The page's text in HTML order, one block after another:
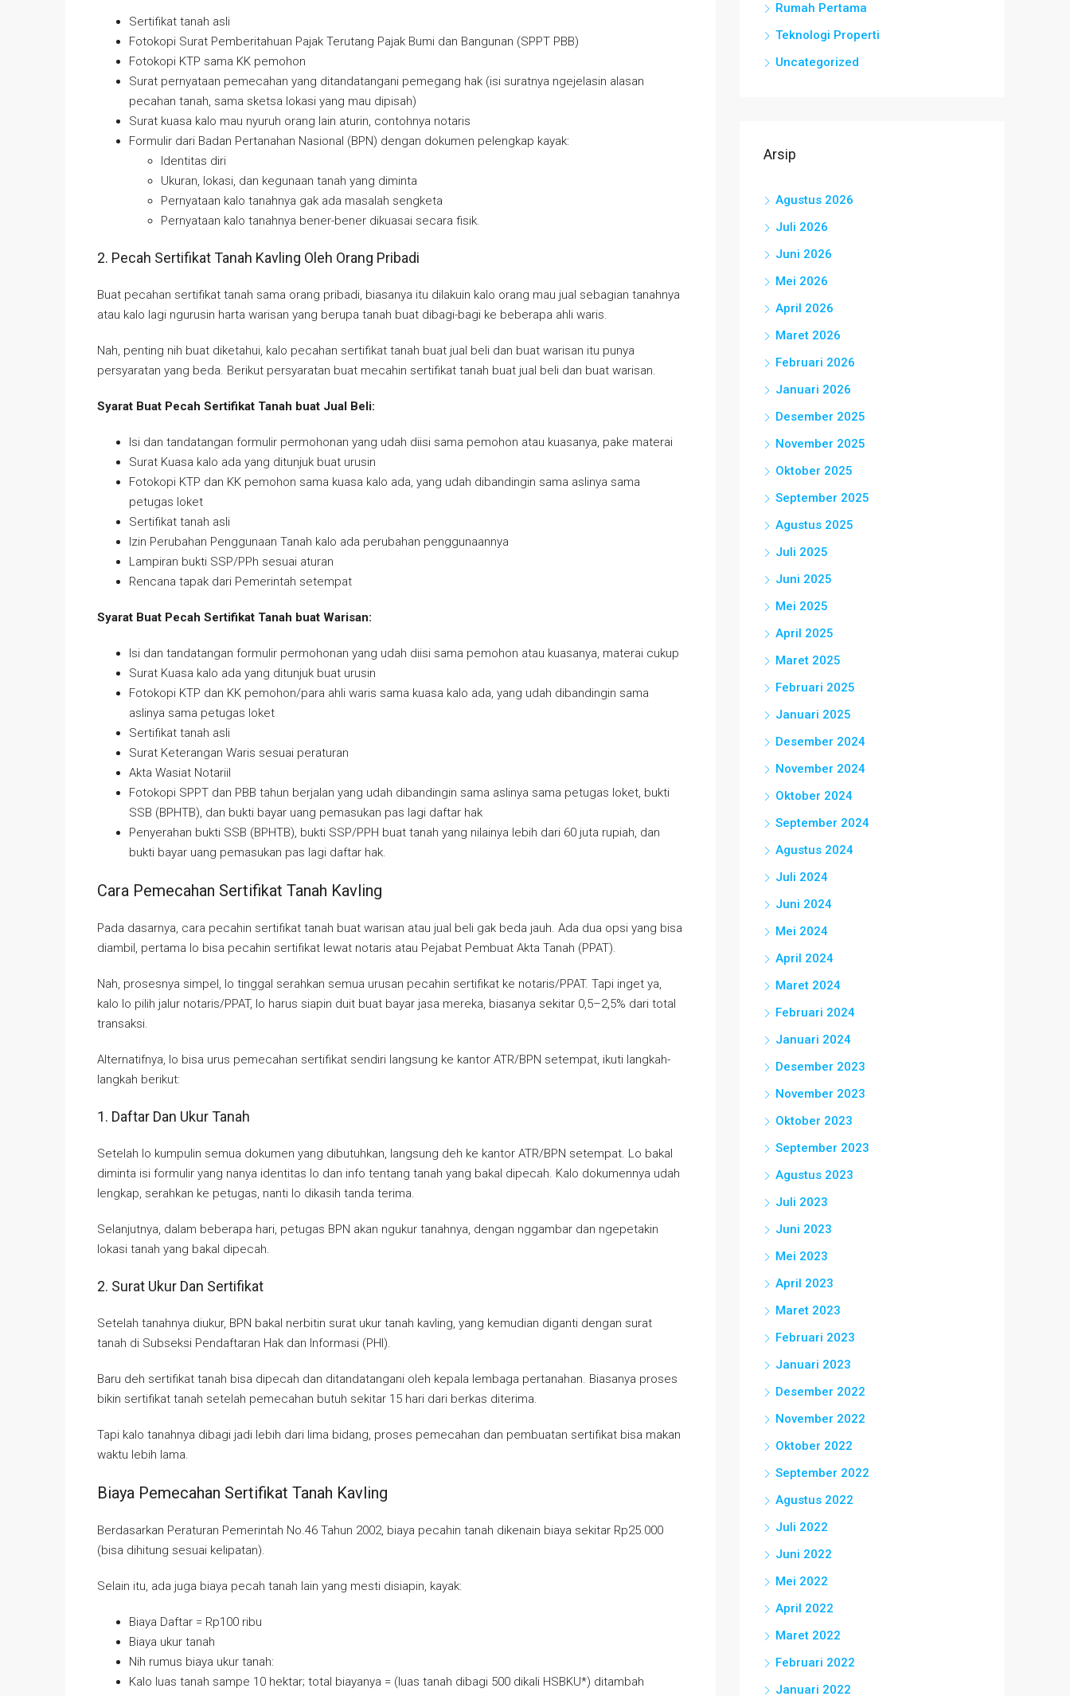
Sertifikat tanah asli
Fotokopi Surat Pemberitahuan Pajak Terutang Pajak Bumi dan Bangunan (SPPT PBB)
Fotokopi KTP sama KK pemohon
Surat pernyataan pemecahan yang ditandatangani pemegang hak (isi suratnya ngejelasin alasan
pecahan tanah, sama sketsa lokasi yang mau dipisah)
Surat kuasa kalo mau nyuruh orang lain aturin, contohnya notaris
Formulir dari Badan Pertanahan Nasional (BPN) dengan dokumen pelengkap kayak:
Identitas diri
Ukuran, lokasi, dan kegunaan tanah yang diminta
Pernyataan kalo tanahnya gak ada masalah sengketa
Pernyataan kalo tanahnya bener-bener dikuasai secara fisik.
2. Pecah Sertifikat Tanah Kavling Oleh Orang Pribadi
Buat pecahan sertifikat tanah sama orang pribadi, biasanya itu dilakuin kalo orang mau jual sebagian tanahnya
atau kalo lagi ngurusin harta warisan yang berupa tanah buat dibagi-bagi ke beberapa ahli waris.
Nah, penting nih buat diketahui, kalo pecahan sertifikat tanah buat jual beli dan buat warisan itu punya
persyaratan yang beda. Berikut persyaratan buat mecahin sertifikat tanah buat jual beli dan buat warisan.
Syarat Buat Pecah Sertifikat Tanah buat Jual Beli:
Isi dan tandatangan formulir permohonan yang udah diisi sama pemohon atau kuasanya, pake materai
Surat Kuasa kalo ada yang ditunjuk buat urusin
Fotokopi KTP dan KK pemohon sama kuasa kalo ada, yang udah dibandingin sama aslinya sama
petugas loket
Sertifikat tanah asli
Izin Perubahan Penggunaan Tanah kalo ada perubahan penggunaannya
Lampiran bukti SSP/PPh sesuai aturan
Rencana tapak dari Pemerintah setempat
Syarat Buat Pecah Sertifikat Tanah buat Warisan:
Isi dan tandatangan formulir permohonan yang udah diisi sama pemohon atau kuasanya, materai cukup
Surat Kuasa kalo ada yang ditunjuk buat urusin
Fotokopi KTP dan KK pemohon/para ahli waris sama kuasa kalo ada, yang udah dibandingin sama
aslinya sama petugas loket
Sertifikat tanah asli
Surat Keterangan Waris sesuai peraturan
Akta Wasiat Notariil
Fotokopi SPPT dan PBB tahun berjalan yang udah dibandingin sama aslinya sama petugas loket, bukti
SSB (BPHTB), dan bukti bayar uang pemasukan pas lagi daftar hak
Penyerahan bukti SSB (BPHTB), bukti SSP/PPH buat tanah yang nilainya lebih dari 60 juta rupiah, dan
bukti bayar uang pemasukan pas lagi daftar hak.
Cara Pemecahan Sertifikat Tanah Kavling
Pada dasarnya, cara pecahin sertifikat tanah buat warisan atau jual beli gak beda jauh. Ada dua opsi yang bisa
diambil, pertama lo bisa pecahin sertifikat lewat notaris atau Pejabat Pembuat Akta Tanah (PPAT).
Nah, prosesnya simpel, lo tinggal serahkan semua urusan pecahin sertifikat ke notaris/PPAT. Tapi inget ya,
kalo lo pilih jalur notaris/PPAT, lo harus siapin duit buat bayar jasa mereka, biasanya sekitar 0,5–2,5% dari total
transaksi.
Alternatifnya, lo bisa urus pemecahan sertifikat sendiri langsung ke kantor ATR/BPN setempat, ikuti langkah-
langkah berikut:
1. Daftar Dan Ukur Tanah
Setelah lo kumpulin semua dokumen yang dibutuhkan, langsung deh ke kantor ATR/BPN setempat. Lo bakal
diminta isi formulir yang nanya identitas lo dan info tentang tanah yang bakal dipecah. Kalo dokumennya udah
lengkap, serahkan ke petugas, nanti lo dikasih tanda terima.
Selanjutnya, dalam beberapa hari, petugas BPN akan ngukur tanahnya, dengan nggambar dan ngepetakin
lokasi tanah yang bakal dipecah.
2. Surat Ukur Dan Sertifikat
Setelah tanahnya diukur, BPN bakal nerbitin surat ukur tanah kavling, yang kemudian diganti dengan surat
tanah di Subseksi Pendaftaran Hak dan Informasi (PHI).
Baru deh sertifikat tanah bisa dipecah dan ditandatangani oleh kepala lembaga pertanahan. Biasanya proses
bikin sertifikat tanah setelah pemecahan butuh sekitar 15 hari dari berkas diterima.
Tapi kalo tanahnya dibagi jadi lebih dari lima bidang, proses pemecahan dan pembuatan sertifikat bisa makan
waktu lebih lama.
Biaya Pemecahan Sertifikat Tanah Kavling
Berdasarkan Peraturan Pemerintah No.46 Tahun 2002, biaya pecahin tanah dikenain biaya sekitar Rp25.000
(bisa dihitung sesuai kelipatan).
Selain itu, ada juga biaya pecah tanah lain yang mesti disiapin, kayak:
Biaya Daftar = Rp100 ribu
Biaya ukur tanah
Nih rumus biaya ukur tanah:
Kalo luas tanah sampe 10 hektar; total biayanya = (luas tanah dibagi 500 dikali HSBKU*) ditambah
Rumah Pertama
Teknologi Properti
Uncategorized
Arsip
Agustus 2026
Juli 2026
Juni 2026
Mei 2026
April 2026
Maret 2026
Februari 2026
Januari 2026
Desember 2025
November 2025
Oktober 2025
September 2025
Agustus 2025
Juli 2025
Juni 2025
Mei 2025
April 2025
Maret 2025
Februari 2025
Januari 2025
Desember 2024
November 2024
Oktober 2024
September 2024
Agustus 2024
Juli 2024
Juni 2024
Mei 2024
April 2024
Maret 2024
Februari 2024
Januari 2024
Desember 2023
November 2023
Oktober 2023
September 2023
Agustus 2023
Juli 2023
Juni 2023
Mei 2023
April 2023
Maret 2023
Februari 2023
Januari 2023
Desember 2022
November 2022
Oktober 2022
September 2022
Agustus 2022
Juli 2022
Juni 2022
Mei 2022
April 2022
Maret 2022
Februari 2022
Januari 2022